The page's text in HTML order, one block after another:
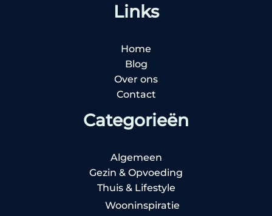
Links
Home
Blog
Over ons
Contact
Categorieën
Algemeen
Gezin & Opvoeding
Thuis & Lifestyle
Wooninspiratie